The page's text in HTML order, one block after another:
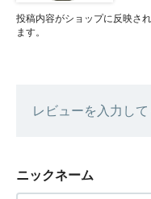
投稿内容がショップに反映さ
ます。
レビューを入力して
ニックネーム